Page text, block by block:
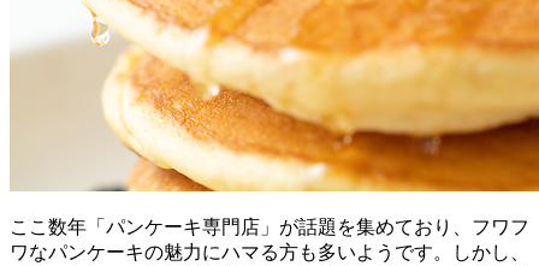
ここ数年「パンケーキ専門店」が話題を集めており、フワフ
ワなパンケーキの魅力にハマる方も多いようです。しかし、